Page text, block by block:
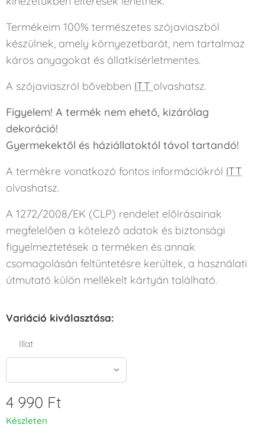
Termékeim 100% természetes szójaviaszból
készülnek, amely környezetbarát, nem tartalmaz
káros anyagokat és állatkísérletmentes.
A szójaviaszról bővebben ITT olvashatsz.
Figyelem! A termék nem ehető, kizárólag
dekoráció!
Gyermekektől és háziállatoktól távol tartandó!
A termékre vonatkozó fontos információkról ITT
olvashatsz.
A 1272/2008/EK (CLP) rendelet előírásainak
megfelelően a kötelező adatok és biztonsági
figyelmeztetések a terméken és annak
csomagolásán feltüntetésre kerültek, a használati
útmutató külön mellékelt kártyán található.
Variáció kiválasztása:
Illat
4 990 Ft
Készleten